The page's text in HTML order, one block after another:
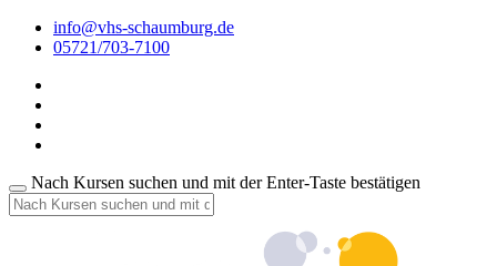
info@vhs-schaumburg.de
05721/703-7100
Nach Kursen suchen und mit der Enter-Taste bestätigen